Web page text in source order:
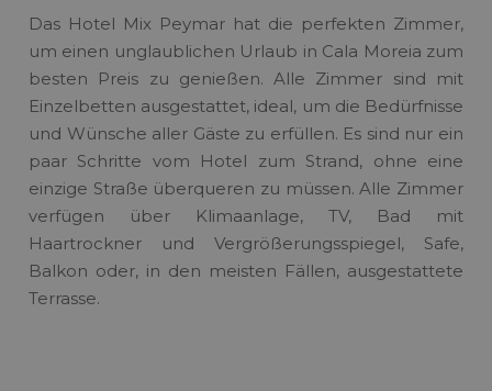
Das Hotel Mix Peymar hat die perfekten Zimmer,
um einen unglaublichen Urlaub in Cala Moreia zum
besten Preis zu genießen. Alle Zimmer sind mit
Einzelbetten ausgestattet, ideal, um die Bedürfnisse
und Wünsche aller Gäste zu erfüllen. Es sind nur ein
paar Schritte vom Hotel zum Strand, ohne eine
einzige Straße überqueren zu müssen. Alle Zimmer
verfügen über Klimaanlage, TV, Bad mit
Haartrockner und Vergrößerungsspiegel, Safe,
Balkon oder, in den meisten Fällen, ausgestattete
Terrasse.